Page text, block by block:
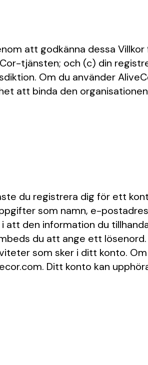
att godkänna dessa
tjänsten; och (c) din
Om du använder
att binda den
du registrera dig för ett
som namn, e-
den information du
du att ange ett
som sker i ditt konto.
Ditt konto kan